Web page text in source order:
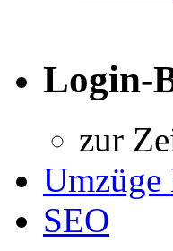
Login-
zur
Umzüge
SEO